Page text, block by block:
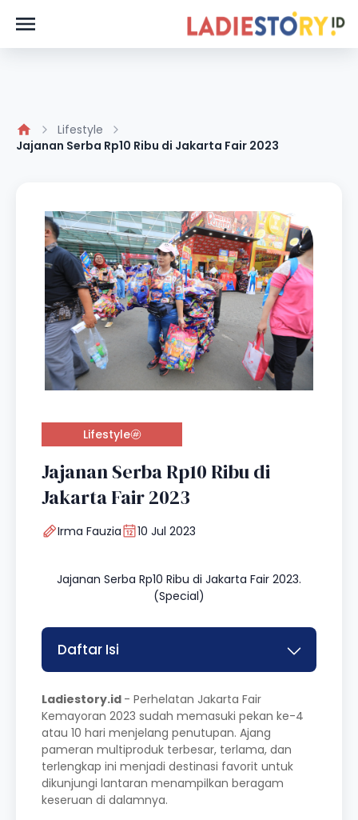
Lifestyle
Jajanan Serba Rp10 Ribu di Jakarta Fair 2023
Lifestyle
Jajanan Serba Rp10 Ribu di
Jakarta Fair 2023
Irma Fauzia 10 Jul 2023
Jajanan Serba Rp10 Ribu di Jakarta Fair 2023.
(Special)
Daftar Isi
Ladiestory.id - Perhelatan Jakarta Fair
Kemayoran 2023 sudah memasuki pekan ke-4
atau 10 hari menjelang penutupan. Ajang
pameran multiproduk terbesar, terlama, dan
terlengkap ini menjadi destinasi favorit untuk
dikunjungi lantaran menampilkan beragam
keseruan di dalamnya.